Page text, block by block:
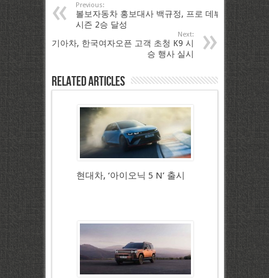
Previous:
볼보자동차 홍보대사 백규정, 프로 데뷔
시즌 2승 달성
Next:
기아차, 한국여자오픈 고객 초청 K9 시
승 행사 실시
Related Articles
현대차, ‘아이오닉 5 N’ 출시